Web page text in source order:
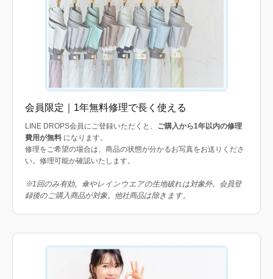
会員限定｜1年無料修理で長く使える
LINE DROPS会員にご登録いただくと、 ご購入から1年以内の修理
費用が無料 になります。
修理をご希望の場合は、商品の状態が分かるお写真をお送りくださ
い。修理可能か確認いたします。
※1回のみ有効。傘やレインウエアの生地破れは対象外。会員登
録後のご購入商品が対象。他社商品は除きます。